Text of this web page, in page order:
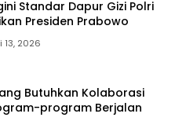
Standar Dapur Gizi Polri
Presiden Prabowo
13, 2026
Butuhkan Kolaborasi
program Berjalan